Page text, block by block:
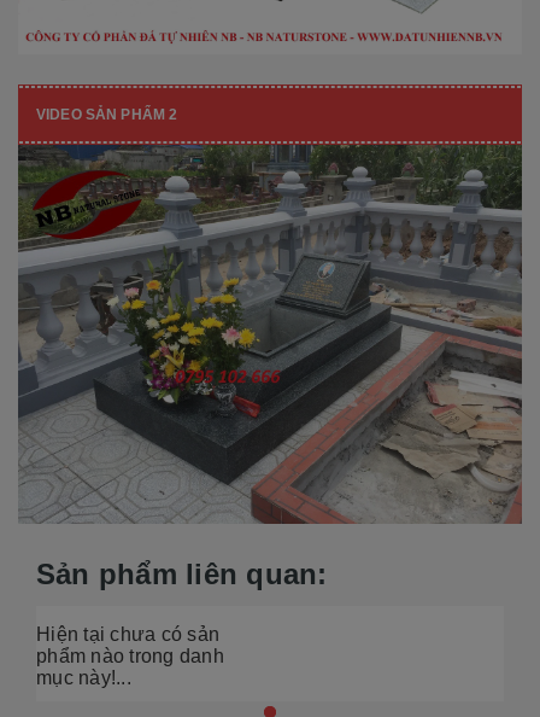
VIDEO SẢN PHẨM 2
Sản phẩm liên quan:
Hiện tại chưa có sản
phẩm nào trong danh
mục này!...